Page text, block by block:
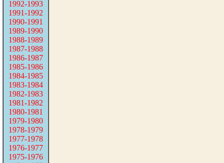
1992-1993
1991-1992
1990-1991
1989-1990
1988-1989
1987-1988
1986-1987
1985-1986
1984-1985
1983-1984
1982-1983
1981-1982
1980-1981
1979-1980
1978-1979
1977-1978
1976-1977
1975-1976